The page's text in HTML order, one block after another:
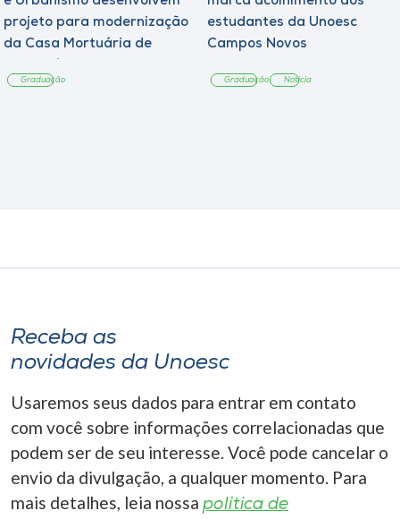
projeto para modernização
da Casa Mortuária de
Graduação
estudantes da Unoesc
Campos Novos
Graduação Notícia
Receba as
novidades da Unoesc
Usaremos seus dados para entrar em contato
com você sobre informações correlacionadas que
podem ser de seu interesse. Você pode cancelar o
envio da divulgação, a qualquer momento. Para
mais detalhes, leia nossa política de